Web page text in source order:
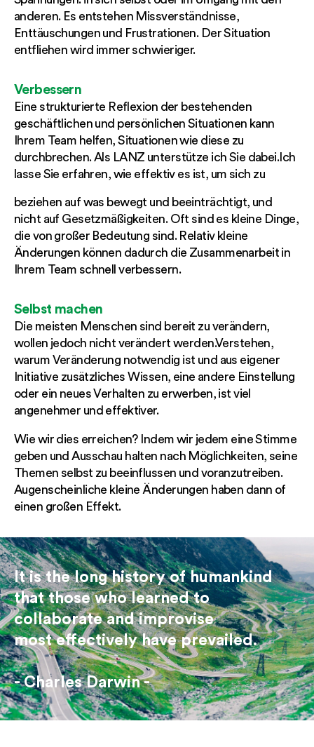
anderen. Es entstehen Missverständnisse,
Enttäuschungen und Frustrationen. Der Situation
entfliehen wird immer schwieriger.
Verbessern
Eine strukturierte Reflexion der bestehenden
geschäftlichen und persönlichen Situationen kann
Ihrem Team helfen, Situationen wie diese zu
durchbrechen. Als LANZ unterstütze ich Sie dabei.Ich
lasse Sie erfahren, wie effektiv es ist, um sich zu
beziehen auf was bewegt und beeinträchtigt, und
nicht auf Gesetzmäßigkeiten. Oft sind es kleine Dinge,
die von großer Bedeutung sind. Relativ kleine
Änderungen können dadurch die Zusammenarbeit in
Ihrem Team schnell verbessern.
Selbst machen
Die meisten Menschen sind bereit zu verändern,
wollen jedoch nicht verändert werden.Verstehen,
warum Veränderung notwendig ist und aus eigener
Initiative zusätzliches Wissen, eine andere Einstellung
oder ein neues Verhalten zu erwerben, ist viel
angenehmer und effektiver.
Wie wir dies erreichen? Indem wir jedem eine Stimme
geben und Ausschau halten nach Möglichkeiten, seine
Themen selbst zu beeinflussen und voranzutreiben.
Augenscheinliche kleine Änderungen haben dann of
einen großen Effekt.
It is the long history of humankind
that those who learned to
collaborate and improvise
most effectively have prevailed.
- Charles Darwin -